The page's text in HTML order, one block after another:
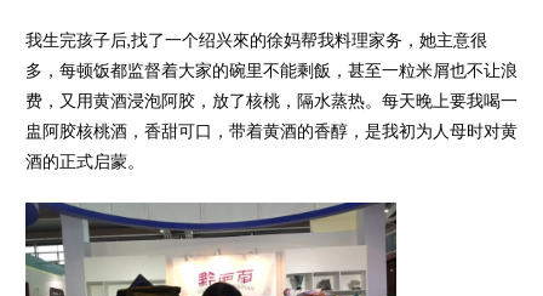
我生完孩子后,找了一个绍兴來的徐妈帮我料理家务，她主意很
多，每顿饭都监督着大家的碗里不能剩飯，甚至一粒米屑也不让浪
费，又用黄酒浸泡阿胶，放了核桃，隔水蒸热。每天晚上要我喝一
盅阿胶核桃酒，香甜可口，带着黄酒的香醇，是我初为人母时对黄
酒的正式启蒙。